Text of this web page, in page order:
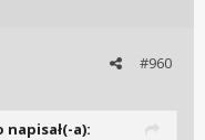
#960
napisał(-a):